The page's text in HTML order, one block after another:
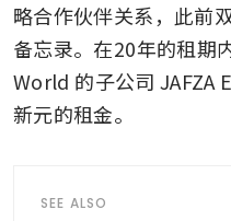
略合作伙伴关系，此前
备忘录。在20年的租期
World 的子公司 JAFZA
新元的租金。
SEE ALSO